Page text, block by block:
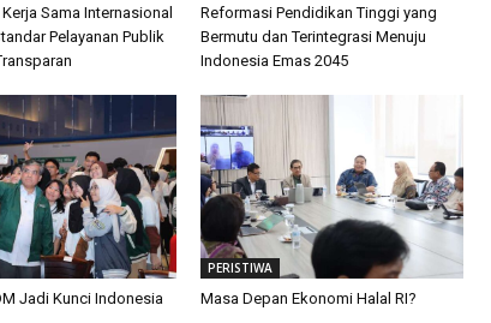
Sama Internasional
Pelayanan Publik
Reformasi Pendidikan Tinggi yang
Bermutu dan Terintegrasi Menuju
Indonesia Emas 2045
Jadi Kunci Indonesia
PERISTIWA
Masa Depan Ekonomi Halal RI?